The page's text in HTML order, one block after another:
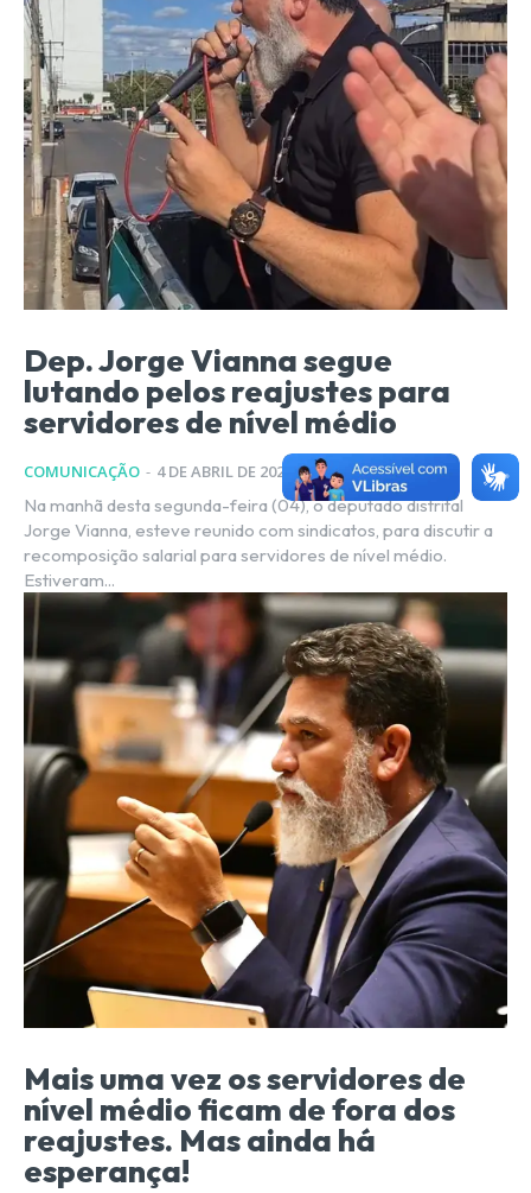
Dep. Jorge Vianna segue
lutando pelos reajustes para
servidores de nível médio
COMUNICAÇÃO - 4 DE ABRIL DE 2022
Na manhã desta segunda-feira (04), o deputado distrital
Jorge Vianna, esteve reunido com sindicatos, para discutir a
recomposição salarial para servidores de nível médio.
Estiveram...
Mais uma vez os servidores de
nível médio ficam de fora dos
reajustes. Mas ainda há
esperança!